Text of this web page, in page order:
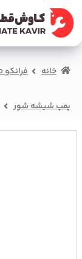
پرش
به
ناوبری
پرش
به
محتوا
صفحه اصلی
سبد خرید
تماس با ما
خانه فرانکو Feranco
پمپ شیشه شور